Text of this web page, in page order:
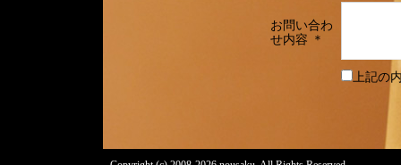
お問い合わ
せ内容 ＊
上記の